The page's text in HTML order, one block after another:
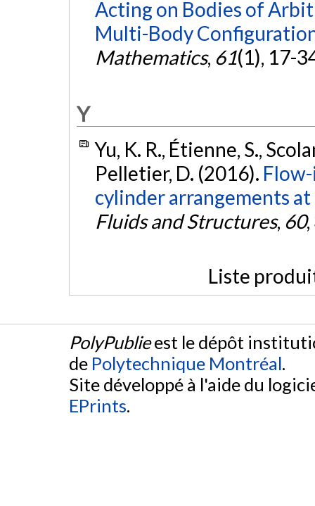
Acting on Bodies of
Multi-Body
Mathematics, 61(1), 17-
Y
Yu, K. R., Étienne, S.,
Pelletier, D. (2016).
cylinder arrangements
Fluids and Structures, 60
Liste
PolyPublieest le dépôt
de Polytechnique Montréal.
Site développé à l'aide du
EPrints.